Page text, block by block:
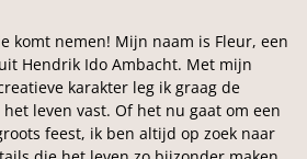
komt nemen! Mijn naam is Fleur, een
Hendrik Ido Ambacht. Met mijn
karakter leg ik graag de
leven vast. Of het nu gaat om een
feest, ik ben altijd op zoek naar